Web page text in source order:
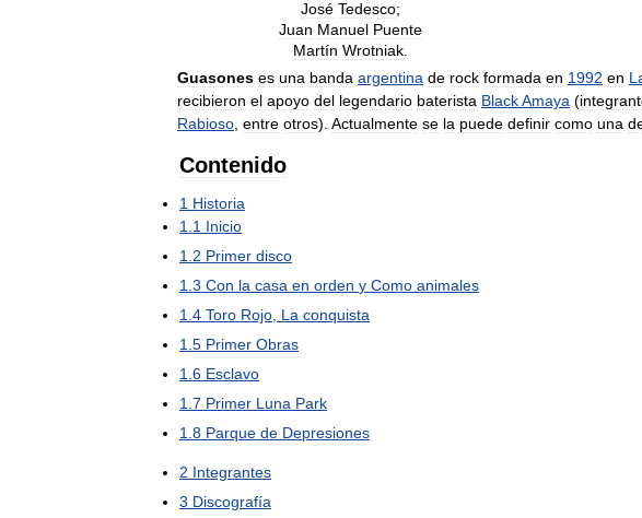
José Tedesco;
Juan Manuel Puente
Martín Wrotniak
Guasones es una banda argentina de rock formada en 1992 en
recibieron el apoyo del legendario baterista BlackAmaya (
Rabioso entre otros). Actualmente se la puede definir como una
Contenido
1 Historia
1 1 Inicio
1 2 Primer disco
1 3 Con la casa en orden y Como animales
1 4 Toro Rojo La conquista
1 5 Primer Obras
1 6 Esclavo
1 7 Primer Luna Park
1 8 Parque de Depresiones
2 Integrantes
3 Discografía